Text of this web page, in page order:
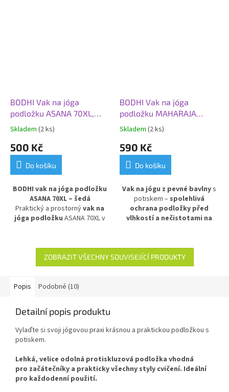
BODHI Vak na jóga
podložku ASANA 70XL,
šedá
Skladem (2 ks)
500 Kč
Do košíku
BODHI vak na jóga podložku
ASANA 70XL – šedá
Praktický a prostornývak na
jóga podložku ASANA 70XL v
omyvatelného materiálu,
chrání podložku před vlhkostí a
nečistotami. Ideální pro
podložek doma, ve studiu i na
BODHI Vak na jóga
podložku MAHARAJA
ASANA 70, vínová
Skladem (2 ks)
590 Kč
Do košíku
Vak na jógu z pevné bavlnys
potiskem – spolehlivá
ochrana podložky před
vlhkostí a nečistotami na
pomůcek. Ideální na přenos a
skladování jógové výbavy.
ZOBRAZIT VŠECHNY SOUVISEJÍCÍ PRODUKTY
Popis Podobné (10)
Detailní popis produktu
Vylaďte si svoji jógovou praxi krásnou a praktickou podložkou s
potiskem.
Lehká, velice odolná protiskluzová podložka vhodná
pro začátečníky a prakticky všechny styly cvičení. Ideální
pro každodenní použití.